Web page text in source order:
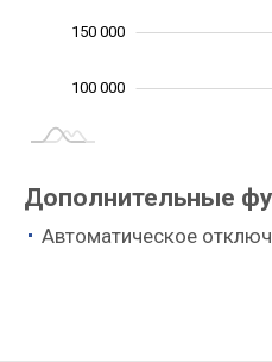
100 000
150 000
Дополнительные
Автоматическое